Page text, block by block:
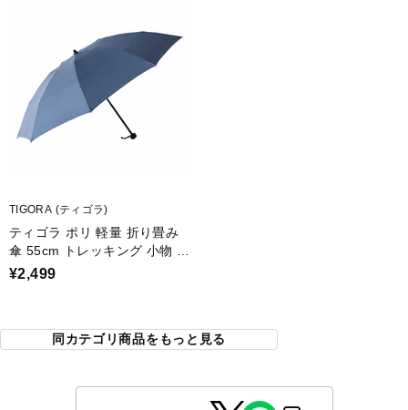
TIGORA (ティゴラ)
ティゴラ ポリ 軽量 折り畳み
傘 55cm トレッキング 小物 :
ネイビー TIGORA
¥2,499
同カテゴリ商品をもっと見る